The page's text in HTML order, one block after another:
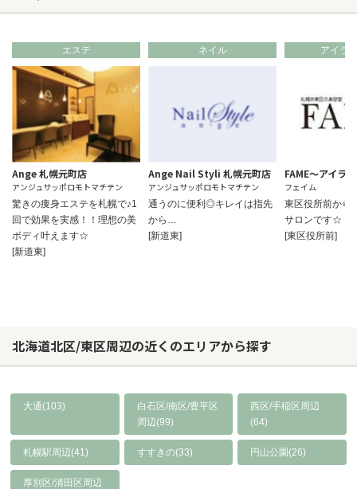
エステ
Ange 札幌元町店
アンジュサッポロモトマチテン
驚きの痩身エステを札幌で♪1
回で効果を実感！！理想の美
ボディ叶えます☆
[新道東]
ネイル
Ange Nail Styli 札幌元町店
アンジュサッポロモトマチテン
通うのに便利◎キレイは指先
から…
[新道東]
アイラ
FAME～アイラ
フェイム
東区役所前から
サロンです☆
[東区役所前]
北海道北区/東区周辺の近くのエリアから探す
大通(103)
白石区/南区/豊平区
周辺(99)
西区/手稲区周辺
(64)
札幌駅周辺(41) すすきの(33) 円山公園(26)
厚別区/清田区周辺